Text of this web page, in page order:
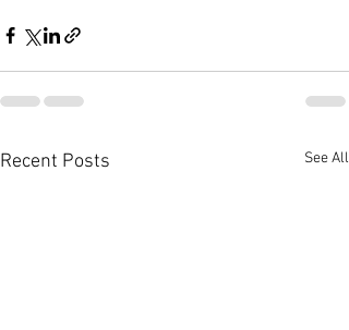
Recent Posts See All